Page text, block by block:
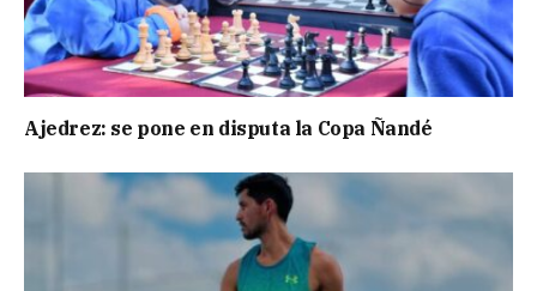
Ajedrez: se pone en disputa la Copa Ñandé